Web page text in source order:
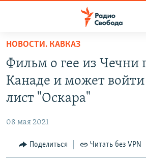
упрощенного
доступа
Вернуться
основному
Вернутся
АВТОРСКИЕ ПРОЕКТЫ
МНЕНИЯ
КУЛЬТУРА
НОВОСТИ. КАВКАЗ
Фильм о гее из Чечни
Канаде и может
лист "Оскара"
08 мая 2021
Поделиться Читать без VPN